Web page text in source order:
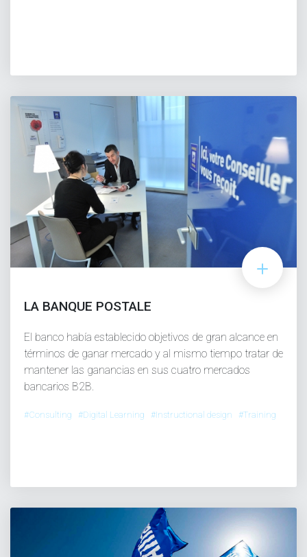
LA BANQUE POSTALE
El banco había establecido objetivos de gran alcance en
términos de ganar mercado y al mismo tiempo tratar de
mantener las ganancias en sus cuatro mercados
bancarios B2B.
#Consulting #Digital Learning #Instructional design #Training